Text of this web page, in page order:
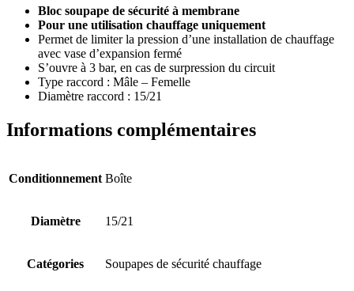
Bloc soupape de sécurité à membrane
Pour une utilisation chauffage uniquement
Permet de limiter la pression d’une installation de chauffage
avec vase d’expansion fermé
S’ouvre à 3 bar, en cas de surpression du circuit
Type raccord : Mâle – Femelle
Diamètre raccord : 15/21
Informations complémentaires
Conditionnement Boîte
Diamètre 15/21
Catégories Soupapes de sécurité chauffage